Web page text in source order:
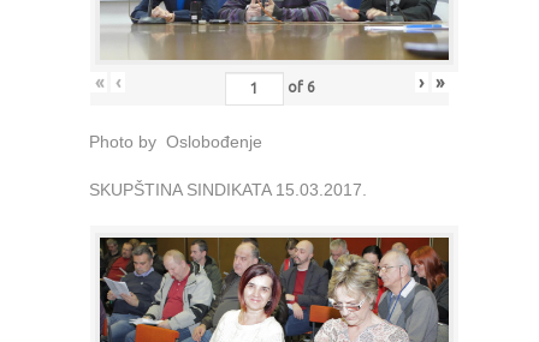
« ‹ of 6 › »
Photo by Oslobođenje
SKUPŠTINA SINDIKATA 15.03.2017.